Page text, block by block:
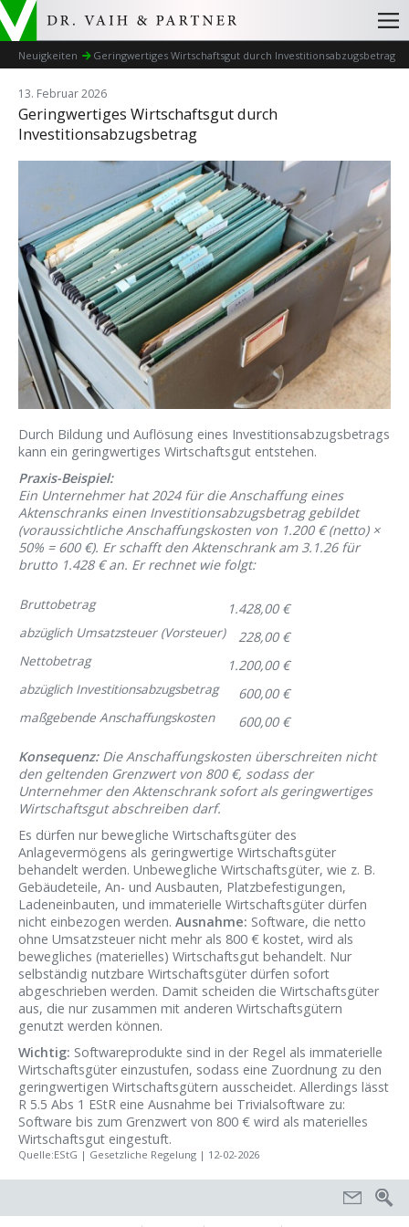
Neuigkeiten Geringwertiges Wirtschaftsgut durch Investitionsabzugsbetrag
13. Februar 2026
Geringwertiges Wirtschaftsgut durch
Investitionsabzugsbetrag
Durch Bildung und Auflösung eines Investitionsabzugsbetrags
kann ein geringwertiges Wirtschaftsgut entstehen.
Praxis-Beispiel:
Ein Unternehmer hat 2024 für die Anschaffung eines
Aktenschranks einen Investitionsabzugsbetrag gebildet
(voraussichtliche Anschaffungskosten von 1.200 € (netto) ×
50% = 600 €). Er schafft den Aktenschrank am 3.1.26 für
brutto 1.428 € an. Er rechnet wie folgt:
Bruttobetrag
1.428,00 €
abzüglich Umsatzsteuer (Vorsteuer)
228,00 €
Nettobetrag
1.200,00 €
abzüglich Investitionsabzugsbetrag
600,00 €
maßgebende Anschaffungskosten
600,00 €
Konsequenz:Die Anschaffungskosten überschreiten nicht
den geltenden Grenzwert von 800 €, sodass der
Unternehmer den Aktenschrank sofort als geringwertiges
Wirtschaftsgut abschreiben darf.
Es dürfen nur bewegliche Wirtschaftsgüter des
Anlagevermögens als geringwertige Wirtschaftsgüter
behandelt werden. Unbewegliche Wirtschaftsgüter, wie z. B.
Gebäudeteile, An- und Ausbauten, Platzbefestigungen,
Ladeneinbauten, und immaterielle Wirtschaftsgüter dürfen
nicht einbezogen werden. Ausnahme: Software, die netto
ohne Umsatzsteuer nicht mehr als 800 € kostet, wird als
bewegliches (materielles) Wirtschaftsgut behandelt. Nur
selbständig nutzbare Wirtschaftsgüter dürfen sofort
abgeschrieben werden. Damit scheiden die Wirtschaftsgüter
aus, die nur zusammen mit anderen Wirtschaftsgütern
genutzt werden können.
Wichtig: Softwareprodukte sind in der Regel als immaterielle
Wirtschaftsgüter einzustufen, sodass eine Zuordnung zu den
geringwertigen Wirtschaftsgütern ausscheidet. Allerdings lässt
R 5.5 Abs 1 EStR eine Ausnahme bei Trivialsoftware zu:
Software bis zum Grenzwert von 800 € wird als materielles
Wirtschaftsgut eingestuft.
Quelle:EStG | Gesetzliche Regelung | 12-02-2026